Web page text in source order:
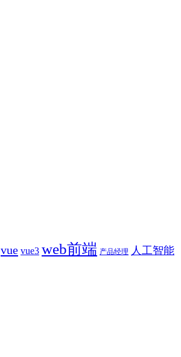
vue vue3 web前端 产品经理 人工智能